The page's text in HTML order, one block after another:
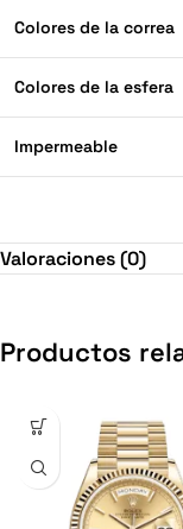
Colores de la correa
Colores de la esfera
Impermeable
Valoraciones (0)
Productos